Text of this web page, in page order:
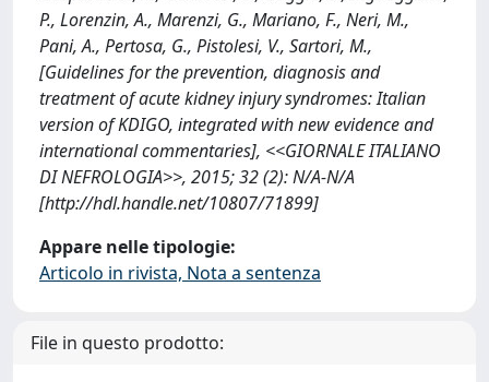
P., Lorenzin, A., Marenzi, G., Mariano, F., Neri, M.,
Pani, A., Pertosa, G., Pistolesi, V., Sartori, M.,
[Guidelines for the prevention, diagnosis and
treatment of acute kidney injury syndromes: Italian
version of KDIGO, integrated with new evidence and
international commentaries], <<GIORNALE ITALIANO
DI NEFROLOGIA>>, 2015; 32 (2): N/A-N/A
[http://hdl.handle.net/10807/71899]
Appare nelle tipologie:
Articolo in rivista, Nota a sentenza
File in questo prodotto: